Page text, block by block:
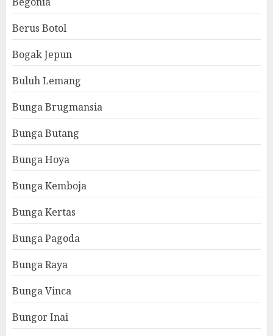
Berus Botol
Bogak Jepun
Buluh Lemang
Bunga Brugmansia
Bunga Butang
Bunga Hoya
Bunga Kemboja
Bunga Kertas
Bunga Pagoda
Bunga Raya
Bunga Vinca
Bungor Inai